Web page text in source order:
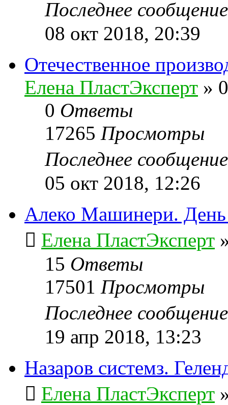
Последнее
08 окт 2018, 20:39
Отечественное
Елена ПластЭксперт »
0 Ответы
17265 Просмотры
Последнее
05 окт 2018, 12:26
Алеко Машинери. День
Елена ПластЭксперт
15 Ответы
17501 Просмотры
Последнее
19 апр 2018, 13:23
Назаров системз.
Елена ПластЭксперт